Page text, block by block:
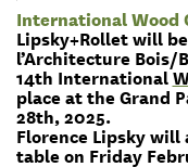
International Wood
Lipsky+Rollet will
l’Architecture Bois/
14th International
place at the Grand
28th, 2025.
Florence Lipsky
table on Friday